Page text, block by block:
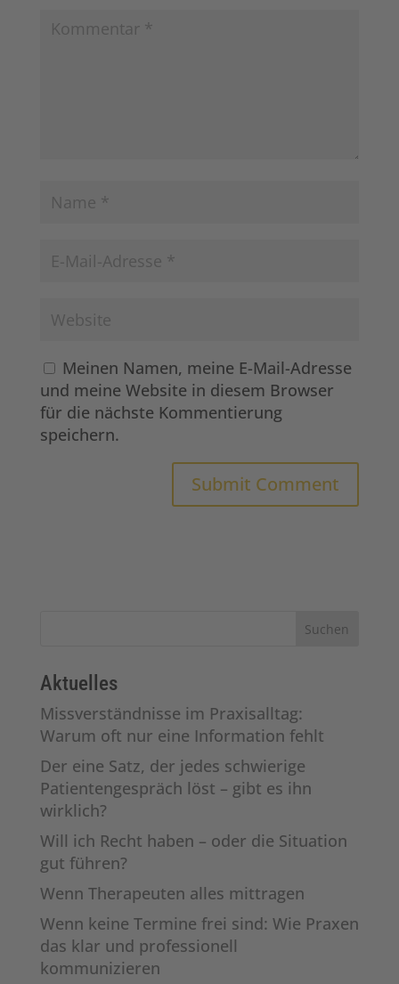
Meinen Namen, meine E-Mail-Adresse
und meine Website in diesem Browser
für die nächste Kommentierung
speichern.
Suchen
Aktuelles
Missverständnisse im Praxisalltag:
Warum oft nur eine Information fehlt
Der eine Satz, der jedes schwierige
Patientengespräch löst – gibt es ihn
wirklich?
Will ich Recht haben – oder die Situation
gut führen?
Wenn Therapeuten alles mittragen
Wenn keine Termine frei sind: Wie Praxen
das klar und professionell
kommunizieren